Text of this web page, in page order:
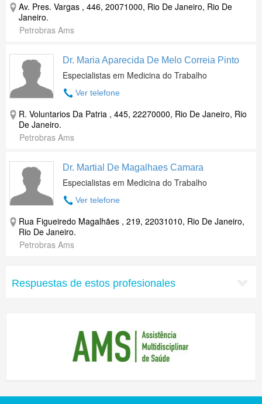
Av. Pres. Vargas , 446, 20071000, Rio De Janeiro, Rio De
Janeiro.
Petrobras Ams
Dr. Maria Aparecida De Melo Correia Pinto
Especialistas em Medicina do Trabalho
Ver telefone
R. Voluntarios Da Patria , 445, 22270000, Rio De Janeiro, Rio
De Janeiro.
Petrobras Ams
Dr. Martial De Magalhaes Camara
Especialistas em Medicina do Trabalho
Ver telefone
Rua Figueiredo Magalhães , 219, 22031010, Rio De Janeiro,
Rio De Janeiro.
Petrobras Ams
Respuestas de estos profesionales